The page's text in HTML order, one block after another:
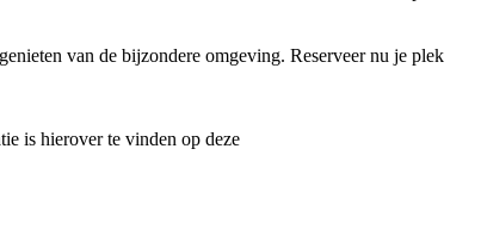
van de bijzondere omgeving. Reserveer nu je plek
is hierover te vinden op deze